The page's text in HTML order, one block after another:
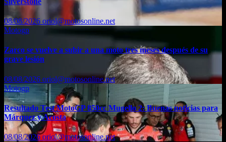
08/08/2026 oriol@motosonline.net
Motogp
Zarco se vuelve a subir a una moto tres meses después de su
grave lesión
08/08/2026 oriol@motosonline.net
Motogp
Resultado Test MotoGP 850cc Mugello 2: Buenas noticias para
Márquez y Acosta
08/08/2026oriol@motosonline.net